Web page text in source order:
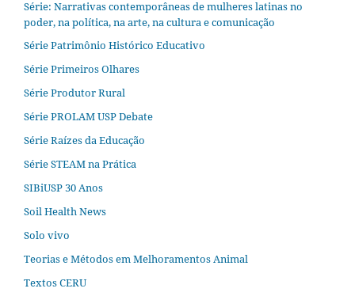
Série: Narrativas contemporâneas de mulheres latinas no
poder, na política, na arte, na cultura e comunicação
Série Patrimônio Histórico Educativo
Série Primeiros Olhares
Série Produtor Rural
Série PROLAM USP Debate
Série Raízes da Educação
Série STEAM na Prática
SIBiUSP 30 Anos
Soil Health News
Solo vivo
Teorias e Métodos em Melhoramentos Animal
Textos CERU